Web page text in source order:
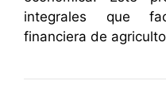
integrales que
financiera de